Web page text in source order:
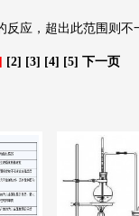
反应，超出此范围则不
[2] [3] [4] [5] 下一页